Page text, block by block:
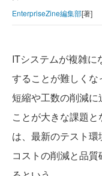
EnterpriseZine編集部[著]
ITシステムが複雑に
することが難しく
短縮や工数の削減
ことが大きな課題
は、最新のテスト
コストの削減と品